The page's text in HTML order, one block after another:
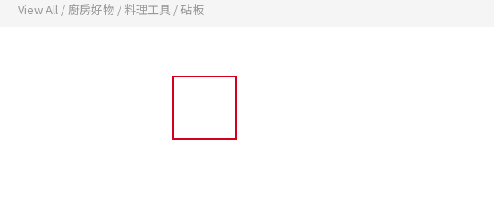
View All / 廚房好物 / 料理工具 / 砧板